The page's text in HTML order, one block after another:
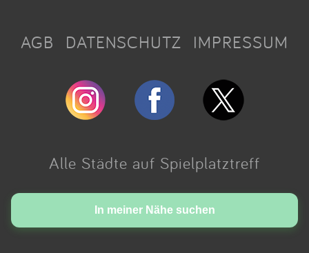
In meiner Nähe suchen
AGB DATENSCHUTZ IMPRESSUM
Alle Städte auf Spielplatztreff
Made with love in Cologne.